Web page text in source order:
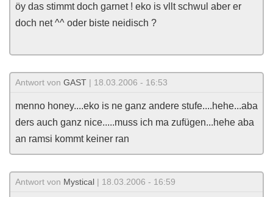
öy das stimmt doch garnet ! eko is vllt schwul aber er
doch net ^^ oder biste neidisch ?
Antwort von GAST | 18.03.2006 - 16:53
menno honey....eko is ne ganz andere stufe....hehe...aba
ders auch ganz nice.....muss ich ma zufügen...hehe aba
an ramsi kommt keiner ran
Antwort von Mystical | 18.03.2006 - 16:59